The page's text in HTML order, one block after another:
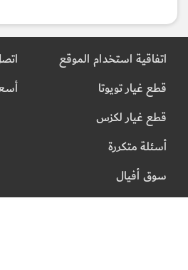
اتفاقية استخدام الموقع
قطع غيار تويوتا
قطع غيار لكزس
أسئلة متكررة
سوق أفيال